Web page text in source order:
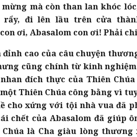
mà còn than lan khóc
đi lên lầu trên cửa
ơi, Abasalom con ơi! Phải
đỉnh cao của câu chuyện
cũng chính từ kinh
đích thực của Thiên
Thiên Chúa công bằng vì
cho xứng với tội nhà vua đã
chết của Abasalom đã giúp
Chúa là Cha giàu lòng